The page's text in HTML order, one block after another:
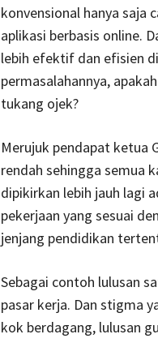
konvensional hanya saja
aplikasi berbasis online.
lebih efektif dan efisien
permasalahannya,
tukang ojek?
Merujuk pendapat ketua
rendah sehingga semua
dipikirkan lebih jauh lagi
pekerjaan yang sesuai
jenjang pendidikan
Sebagai contoh lulusan
pasar kerja. Dan stigma
kok berdagang, lulusan